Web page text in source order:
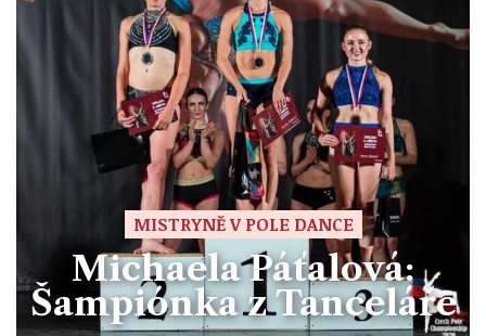
MISTRYNĚ V POLE DANCE
Michaela Páťalová:
Šampiónka z Tanceláře